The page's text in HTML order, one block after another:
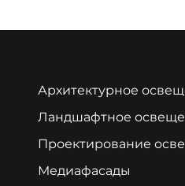
Архитектурное
Ландшафтное
Проектирование
Медиафасады